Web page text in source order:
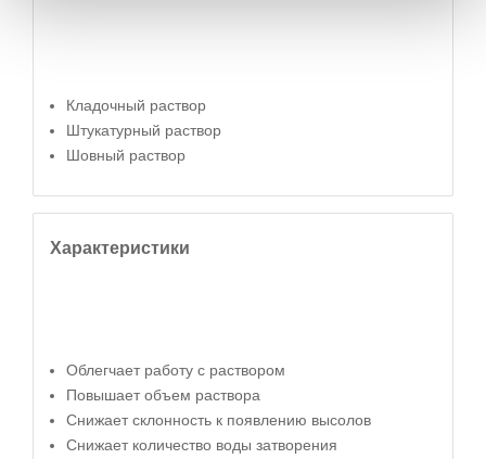
Кладочный раствор
Штукатурный раствор
Шовный раствор
Характеристики
Облегчает работу с раствором
Повышает объем раствора
Снижает склонность к появлению высолов
Снижает количество воды затворения